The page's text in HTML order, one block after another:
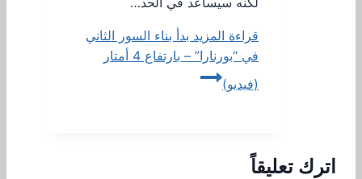
قراءة المزيد بدأ بناء السور الثاني
في “بورنارا” – بارتفاع 4 أمتار
(فيديو)
اترك تعليقاً